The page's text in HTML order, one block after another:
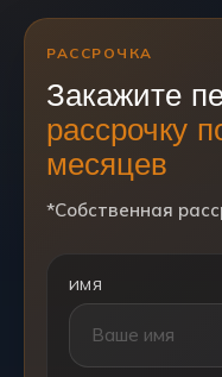
РАССРОЧКА
Закажите
рассрочку
месяцев
*Собственная
ИМЯ